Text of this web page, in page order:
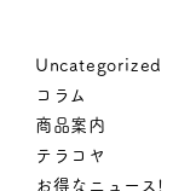
Uncategorized
コラム
商品案内
テラコヤ
お得なニュース!